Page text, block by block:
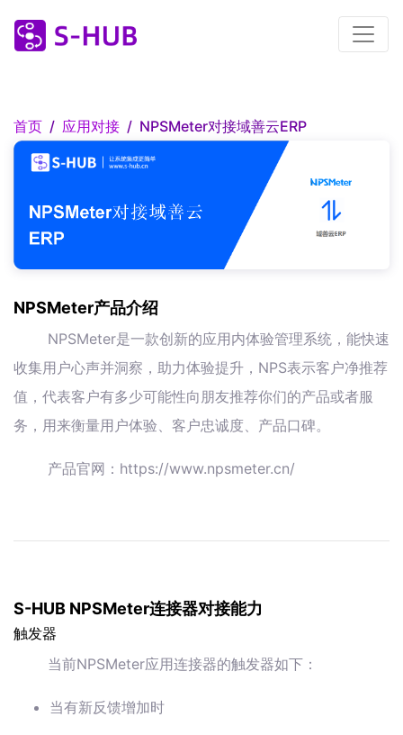
首页 应用对接 NPSMeter对接域善云ERP
NPSMeter产品介绍
NPSMeter是一款创新的应用内体验管理系统，能快速
收集用户心声并洞察，助力体验提升，NPS表示客户净推荐
值，代表客户有多少可能性向朋友推荐你们的产品或者服
务，用来衡量用户体验、客户忠诚度、产品口碑。
产品官网：https://www.npsmeter.cn/
S-HUB NPSMeter连接器对接能力
触发器
当前NPSMeter应用连接器的触发器如下：
当有新反馈增加时